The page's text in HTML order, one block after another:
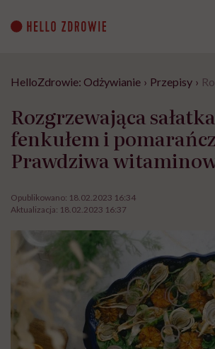
content
HelloZdrowie: Odżywianie › Przepisy ›
Rozgrzewająca
fenkułem i
Prawdziwa
Opublikowano: 18.02.2023 16:34
Aktualizacja: 18.02.2023 16:37